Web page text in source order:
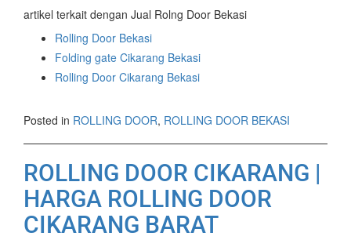
artikel terkait dengan Jual Rolng Door Bekasi
Rolling Door Bekasi
Folding gate Cikarang Bekasi
Rolling Door Cikarang Bekasi
Posted in ROLLING DOOR, ROLLING DOOR BEKASI
ROLLING DOOR CIKARANG |
HARGA ROLLING DOOR
CIKARANG BARAT